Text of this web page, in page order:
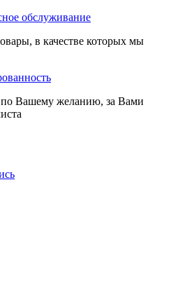
обслуживание
в качестве которых мы
Вашему желанию, за Вами